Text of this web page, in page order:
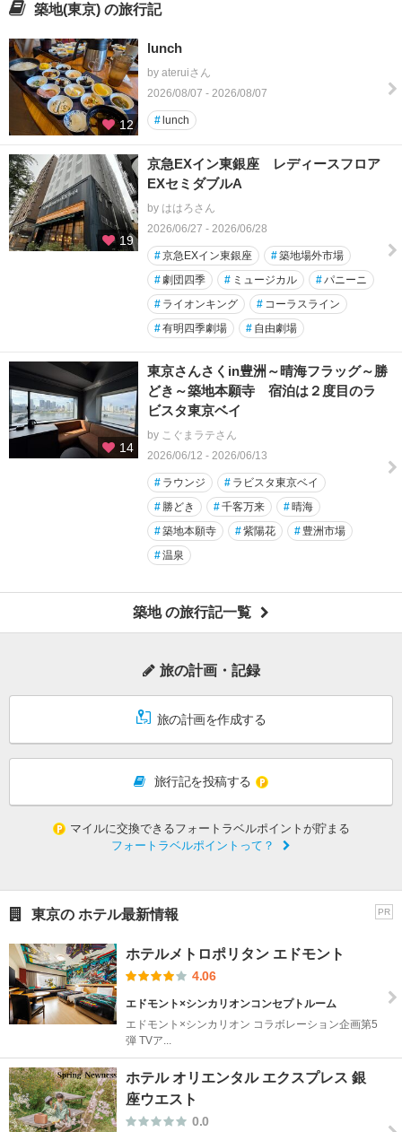
築地(東京) の旅行記
12
lunch
by ateruiさん
2026/08/07 - 2026/08/07
#lunch
19
京急EXイン東銀座 レディースフロア
EXセミダブルA
by ははろさん
2026/06/27 - 2026/06/28
#京急EXイン東銀座 #築地場外市場
# 劇団四季 # ミュージカル # パニーニ
# ライオンキング # コーラスライン
#有明四季劇場 # 自由劇場
14
東京さんさくin豊洲～晴海フラッグ～勝
どき～築地本願寺 宿泊は２度目のラ
ビスタ東京ベイ
by こぐまラテさん
2026/06/12 - 2026/06/13
# ラウンジ # ラビスタ東京ベイ
# 勝どき #千客万来 #晴海
#築地本願寺 #紫陽花 # 豊洲市場
#温泉
築地 の旅行記一覧
旅の計画・記録
旅の計画を作成する
旅行記を投稿する
マイルに交換できるフォートラベルポイントが貯まる
フォートラベルポイントって？
PR
東京の ホテル最新情報
ホテルメトロポリタン エドモント
4.06
エドモント×シンカリオンコンセプトルーム
エドモント×シンカリオン コラボレーション企画第5
弾 TVア...
ホテル オリエンタル エクスプレス 銀
座ウエスト
0.0